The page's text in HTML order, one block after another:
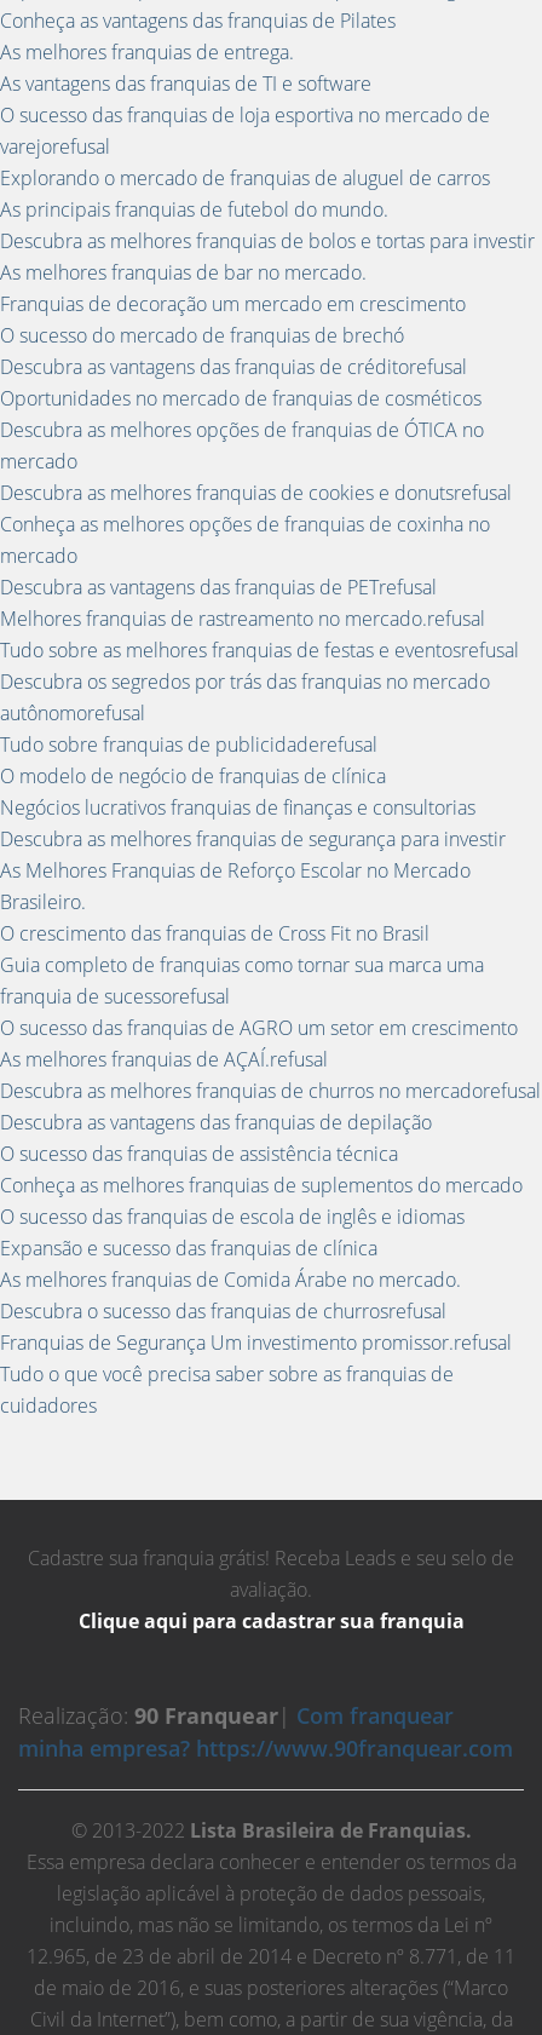
Conheça as vantagens das franquias de Pilates
As melhores franquias de entrega.
As vantagens das franquias de TI e software
O sucesso das franquias de loja esportiva no mercado de
varejorefusal
Explorando o mercado de franquias de aluguel de carros
As principais franquias de futebol do mundo.
Descubra as melhores franquias de bolos e tortas para investir
As melhores franquias de bar no mercado.
Franquias de decoração um mercado em crescimento
O sucesso do mercado de franquias de brechó
Descubra as vantagens das franquias de créditorefusal
Oportunidades no mercado de franquias de cosméticos
Descubra as melhores opções de franquias de ÓTICA no
mercado
Descubra as melhores franquias de cookies e donutsrefusal
Conheça as melhores opções de franquias de coxinha no
mercado
Descubra as vantagens das franquias de PETrefusal
Melhores franquias de rastreamento no mercado.refusal
Tudo sobre as melhores franquias de festas e eventosrefusal
Descubra os segredos por trás das franquias no mercado
autônomorefusal
Tudo sobre franquias de publicidaderefusal
O modelo de negócio de franquias de clínica
Negócios lucrativos franquias de finanças e consultorias
Descubra as melhores franquias de segurança para investir
As Melhores Franquias de Reforço Escolar no Mercado
Brasileiro.
O crescimento das franquias de Cross Fit no Brasil
Guia completo de franquias como tornar sua marca uma
franquia de sucessorefusal
O sucesso das franquias de AGRO um setor em crescimento
As melhores franquias de AÇAÍ.refusal
Descubra as melhores franquias de churros no mercadorefusal
Descubra as vantagens das franquias de depilação
O sucesso das franquias de assistência técnica
Conheça as melhores franquias de suplementos do mercado
O sucesso das franquias de escola de inglês e idiomas
Expansão e sucesso das franquias de clínica
As melhores franquias de Comida Árabe no mercado.
Descubra o sucesso das franquias de churrosrefusal
Franquias de Segurança Um investimento promissor.refusal
Tudo o que você precisa saber sobre as franquias de
cuidadores
Cadastre sua franquia grátis! Receba Leads e seu selo de
avaliação.
Clique aqui para cadastrar sua franquia
Realização: 90 Franquear| Com franquear
minha empresa? https://www.90franquear.com
© 2013-2022 Lista Brasileira de Franquias.
Essa empresa declara conhecer e entender os termos da
legislação aplicável à proteção de dados pessoais,
incluindo, mas não se limitando, os termos da Lei nº
12.965, de 23 de abril de 2014 e Decreto nº 8.771, de 11
de maio de 2016, e suas posteriores alterações (“Marco
Civil da Internet”), bem como, a partir de sua vigência, da